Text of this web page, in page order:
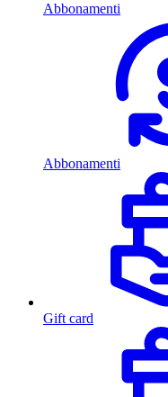
Abbonamenti
Abbonamenti
Gift card